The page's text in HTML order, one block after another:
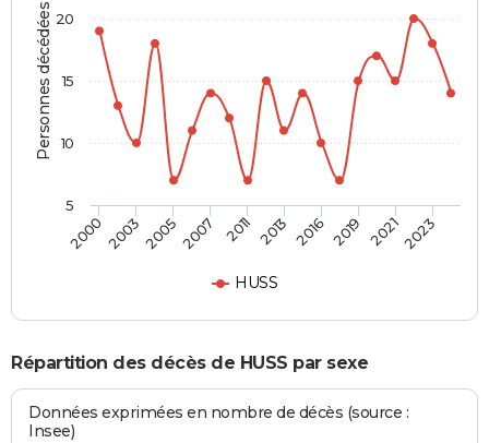
Personnes décédées
HUSS
2000200320052007 2011 2013 2016 2019 20212023
5
10
15
20
Répartition des décès de HUSS par sexe
Données exprimées en nombre de décès (source :
Insee)